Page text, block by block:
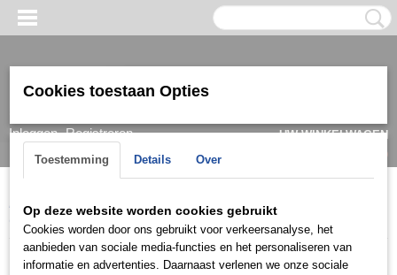
Inloggen Registreren
UW WINKELWAGEN
(0)
Home > Ketting & Collier > Dames> Collier >Collier mini
COMG0134
Cookies toestaan Opties
Toestemming Details Over
Op deze website worden cookies gebruikt
Cookies worden door ons gebruikt voor verkeersanalyse, het
aanbieden van sociale media-functies en het personaliseren van
informatie en advertenties. Daarnaast verlenen we onze sociale